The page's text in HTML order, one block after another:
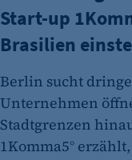
2 Jahre
etracker
Name:
Anbieter:
etracker
Start-up
Brasilien
Berlin sucht
Unternehmen
Stadtgrenzen
1Komma5°